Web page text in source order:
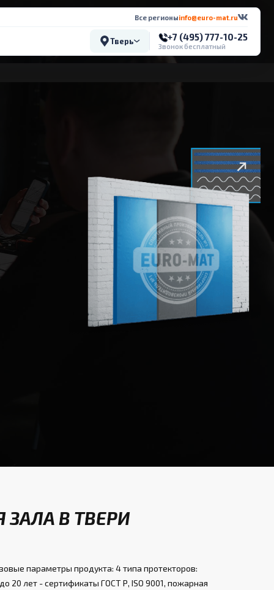
Все регионыinfo@euro-mat.ru
Тверь +7 (495) 777-10-25
Звонок бесплатный
В ТВЕРИ
параметры продукта: 4 типа протекторов:
20 лет - сертификаты ГОСТ Р, ISO 9001, пожарная